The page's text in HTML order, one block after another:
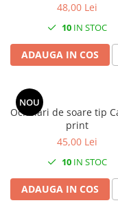
48,00 Lei
10IN STOC
ADAUGA IN COS
NOU
Ochelari de soare tip
print
45,00 Lei
10IN STOC
ADAUGA IN COS